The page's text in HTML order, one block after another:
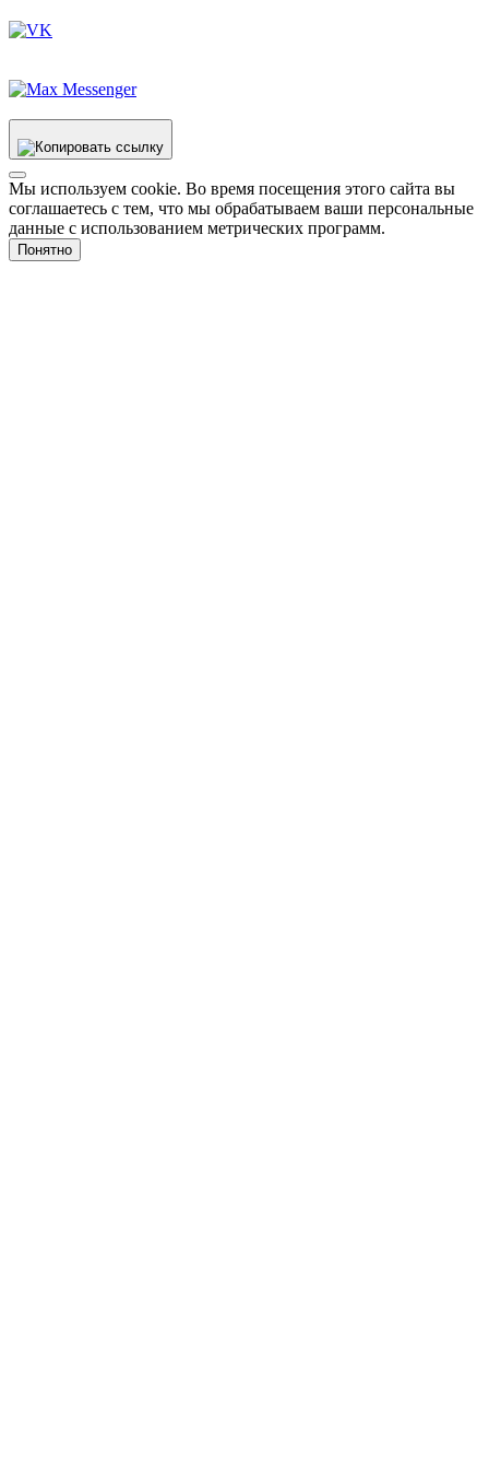
Мы используем cookie. Во время посещения этого сайта вы
соглашаетесь с тем, что мы обрабатываем ваши персональные
данные с использованием метрических программ.
Понятно